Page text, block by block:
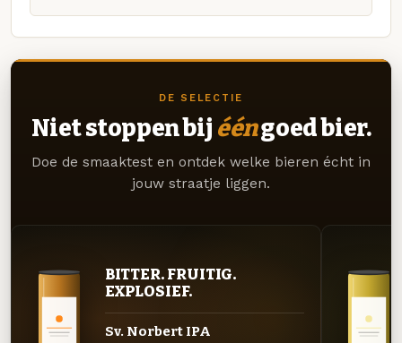
DE SELECTIE
Niet stoppen bij ééngoed bier.
Doe de smaaktest en ontdek welke bieren écht in
jouw straatje liggen.
BITTER. FRUITIG.
EXPLOSIEF.
Sv. Norbert IPA